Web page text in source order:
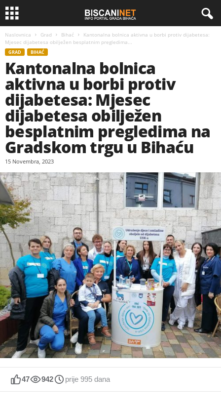
Naslovnica Grad Bihać
Kantonalna bolnica aktivna u borbi protiv dijabetesa:
Mjesec dijabetesa obilježen besplatnim pregledima...
GRAD BIHAĆ
Kantonalna bolnica
aktivna u borbi protiv
dijabetesa: Mjesec
dijabetesa obilježen
besplatnim pregledima na
Gradskom trgu u Bihaću
15 Novembra, 2023
47 942 prije 995 dana